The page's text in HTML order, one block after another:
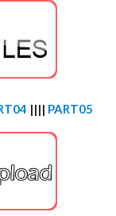
|||| PART05